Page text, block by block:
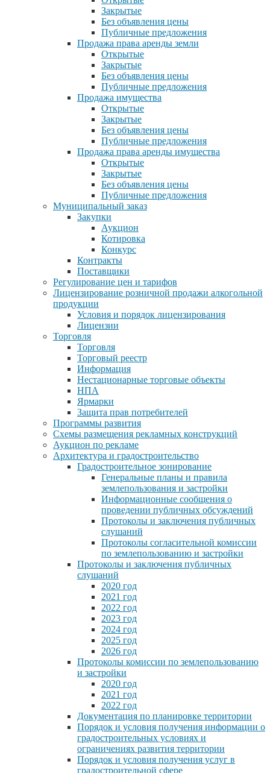
Закрытые
Без объявления цены
Публичные предложения
Продажа права аренды земли
Открытые
Закрытые
Без объявления цены
Публичные предложения
Продажа имущества
Открытые
Закрытые
Без объявления цены
Публичные предложения
Продажа права аренды имущества
Открытые
Закрытые
Без объявления цены
Публичные предложения
Муниципальный заказ
Закупки
Аукцион
Котировка
Конкурс
Контракты
Поставщики
Регулирование цен и тарифов
Лицензирование розничной продажи алкогольной
продукции
Условия и порядок лицензирования
Лицензии
Торговля
Торговля
Торговый реестр
Информация
Нестационарные торговые объекты
НПА
Ярмарки
Защита прав потребителей
Программы развития
Схемы размещения рекламных конструкций
Аукцион по рекламе
Архитектура и градостроительство
Градостроительное зонирование
Генеральные планы и правила
землепользования и застройки
Информационные сообщения о
проведении публичных обсуждений
Протоколы и заключения публичных
слушаний
Протоколы согласительной комиссии
по землепользованию и застройки
Протоколы и заключения публичных
слушаний
2020 год
2021 год
2022 год
2023 год
2024 год
2025 год
2026 год
Протоколы комиссии по землепользованию
и застройки
2020 год
2021 год
2022 год
Документация по планировке территории
Порядок и условия получения информации о
градостроительных условиях и
ограничениях развития территории
Порядок и условия получения услуг в
градостроительной сфере